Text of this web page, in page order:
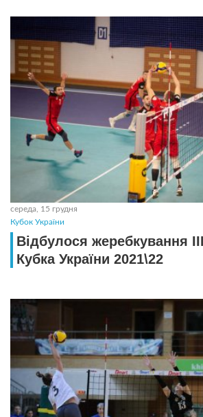
середа, 15 грудня
Кубок України
Відбулося жеребкування
Кубка України 2021\22